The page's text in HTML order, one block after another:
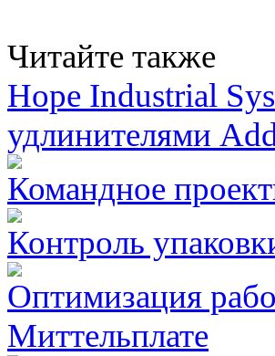
Читайте также
Hope Industrial
удлинителями
Командное
Контроль
Оптимизация
Миттельплате